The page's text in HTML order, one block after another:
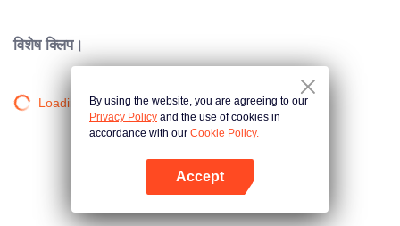
विशेष क्लिप।
Loading…By using the website, you are agreeing to our
Privacy Policy and the use of cookies in
accordance with our Cookie Policy.
Accept